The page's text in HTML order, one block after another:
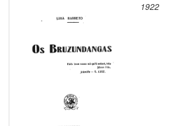
1922